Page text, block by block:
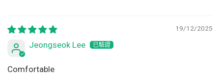
19/12/2025
Jeongseok Lee
Comfortable